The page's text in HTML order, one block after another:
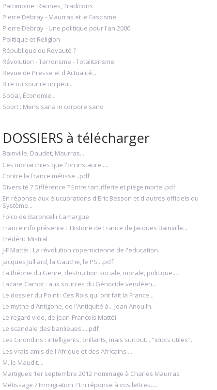
Patrimoine, Racines, Traditions
Pierre Debray - Maurras et le Fascisme
Pierre Debray - Une politique pour l'an 2000
Politique et Religion
République ou Royauté ?
Révolution - Terrorisme - Totalitarisme
Revue de Presse et d'Actualité...
Rire ou sourire un peu...
Social, Économie...
Sport : Mens sana in corpore sano
DOSSIERS à télécharger
Bainville, Daudet, Maurras....
Ces monarchies que l'on instaure.....
Contre la France métisse...pdf
Diversité ? Différence ? Entre tartufferie et piège mortel.pdf
En réponse aux élucubrations d'Eric Besson et d'autres officiels du
Système...
Folco de Baroncelli Camargue
France info présente L'Histoire de France de Jacques Bainville...
Frédéric Mistral
J-F Mattéi : La révolution copernicienne de l'education.
Jacques Julliard, la Gauche, le PS....pdf
La théorie du Genre, destruction sociale, morale, politique....
Lazare Carnot : aux sources du Génocide vendéen...
Le dossier du Point : Ces Rois qui ont fait la France...
Le mythe d'Antigone, de l'Antiquité à... Jean Anouilh.
Le regard vide, de Jean-François Mattéi
Le scandale des banlieues.....pdf
Les Girondins : intelligents, brillants, mais surtout... "idiots utiles".
Les vrais amis de l'Afrique et des Africains.....
M. le Maudit....
Martigues 1er septembre 2012 Hommage à Charles Maurras
Métissage ? Immigration ? En réponse à vos lettres.....